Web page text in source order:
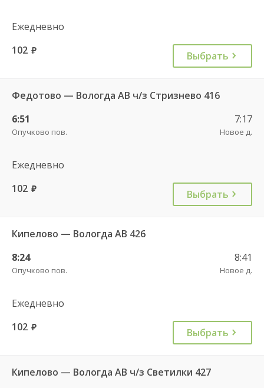
Ежедневно
102 руб. Выбрать
Федотово — Вологда АВ ч/з Стризнево 416
6:51
Опучково пов.
7:17
Новое д.
Ежедневно
102 руб. Выбрать
Кипелово — Вологда АВ 426
8:24
Опучково пов.
8:41
Новое д.
Ежедневно
102 руб. Выбрать
Кипелово — Вологда АВ ч/з Светилки 427